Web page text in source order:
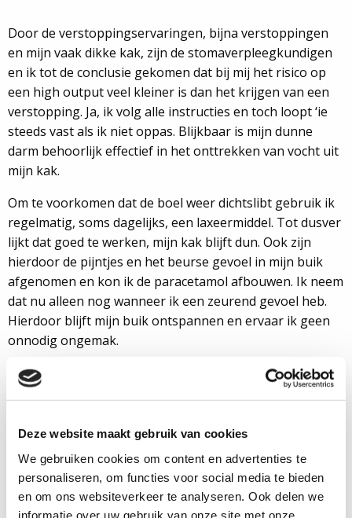
Deze website maakt gebruik van cookies
We gebruiken cookies om content en advertenties te
personaliseren, om functies voor social media te bieden
en om ons websiteverkeer te analyseren. Ook delen we
informatie over uw gebruik van onze site met onze
Door de verstoppingservaringen, bijna verstoppingen
en mijn vaak dikke kak, zijn de stomaverpleegkundigen
en ik tot de conclusie gekomen dat bij mij het risico op
een high output veel kleiner is dan het krijgen van een
verstopping. Ja, ik volg alle instructies en toch loopt ‘ie
steeds vast als ik niet oppas. Blijkbaar is mijn dunne
darm behoorlijk effectief in het onttrekken van vocht uit
mijn kak.
Om te voorkomen dat de boel weer dichtslibt gebruik ik
regelmatig, soms dagelijks, een laxeermiddel. Tot dusver
lijkt dat goed te werken, mijn kak blijft dun. Ook zijn
hierdoor de pijntjes en het beurse gevoel in mijn buik
afgenomen en kon ik de paracetamol afbouwen. Ik neem
dat nu alleen nog wanneer ik een zeurend gevoel heb.
Hierdoor blijft mijn buik ontspannen en ervaar ik geen
onnodig ongemak.
Ik heb jarenlang mijn dunne kak vervloekt, maar ben er
nu reuze blij mee … de ironie, ha!
diagnose colitis ulcerosa.
Zijn ziekte zorgde ervoor dat
hij in 2000 met zijn studie